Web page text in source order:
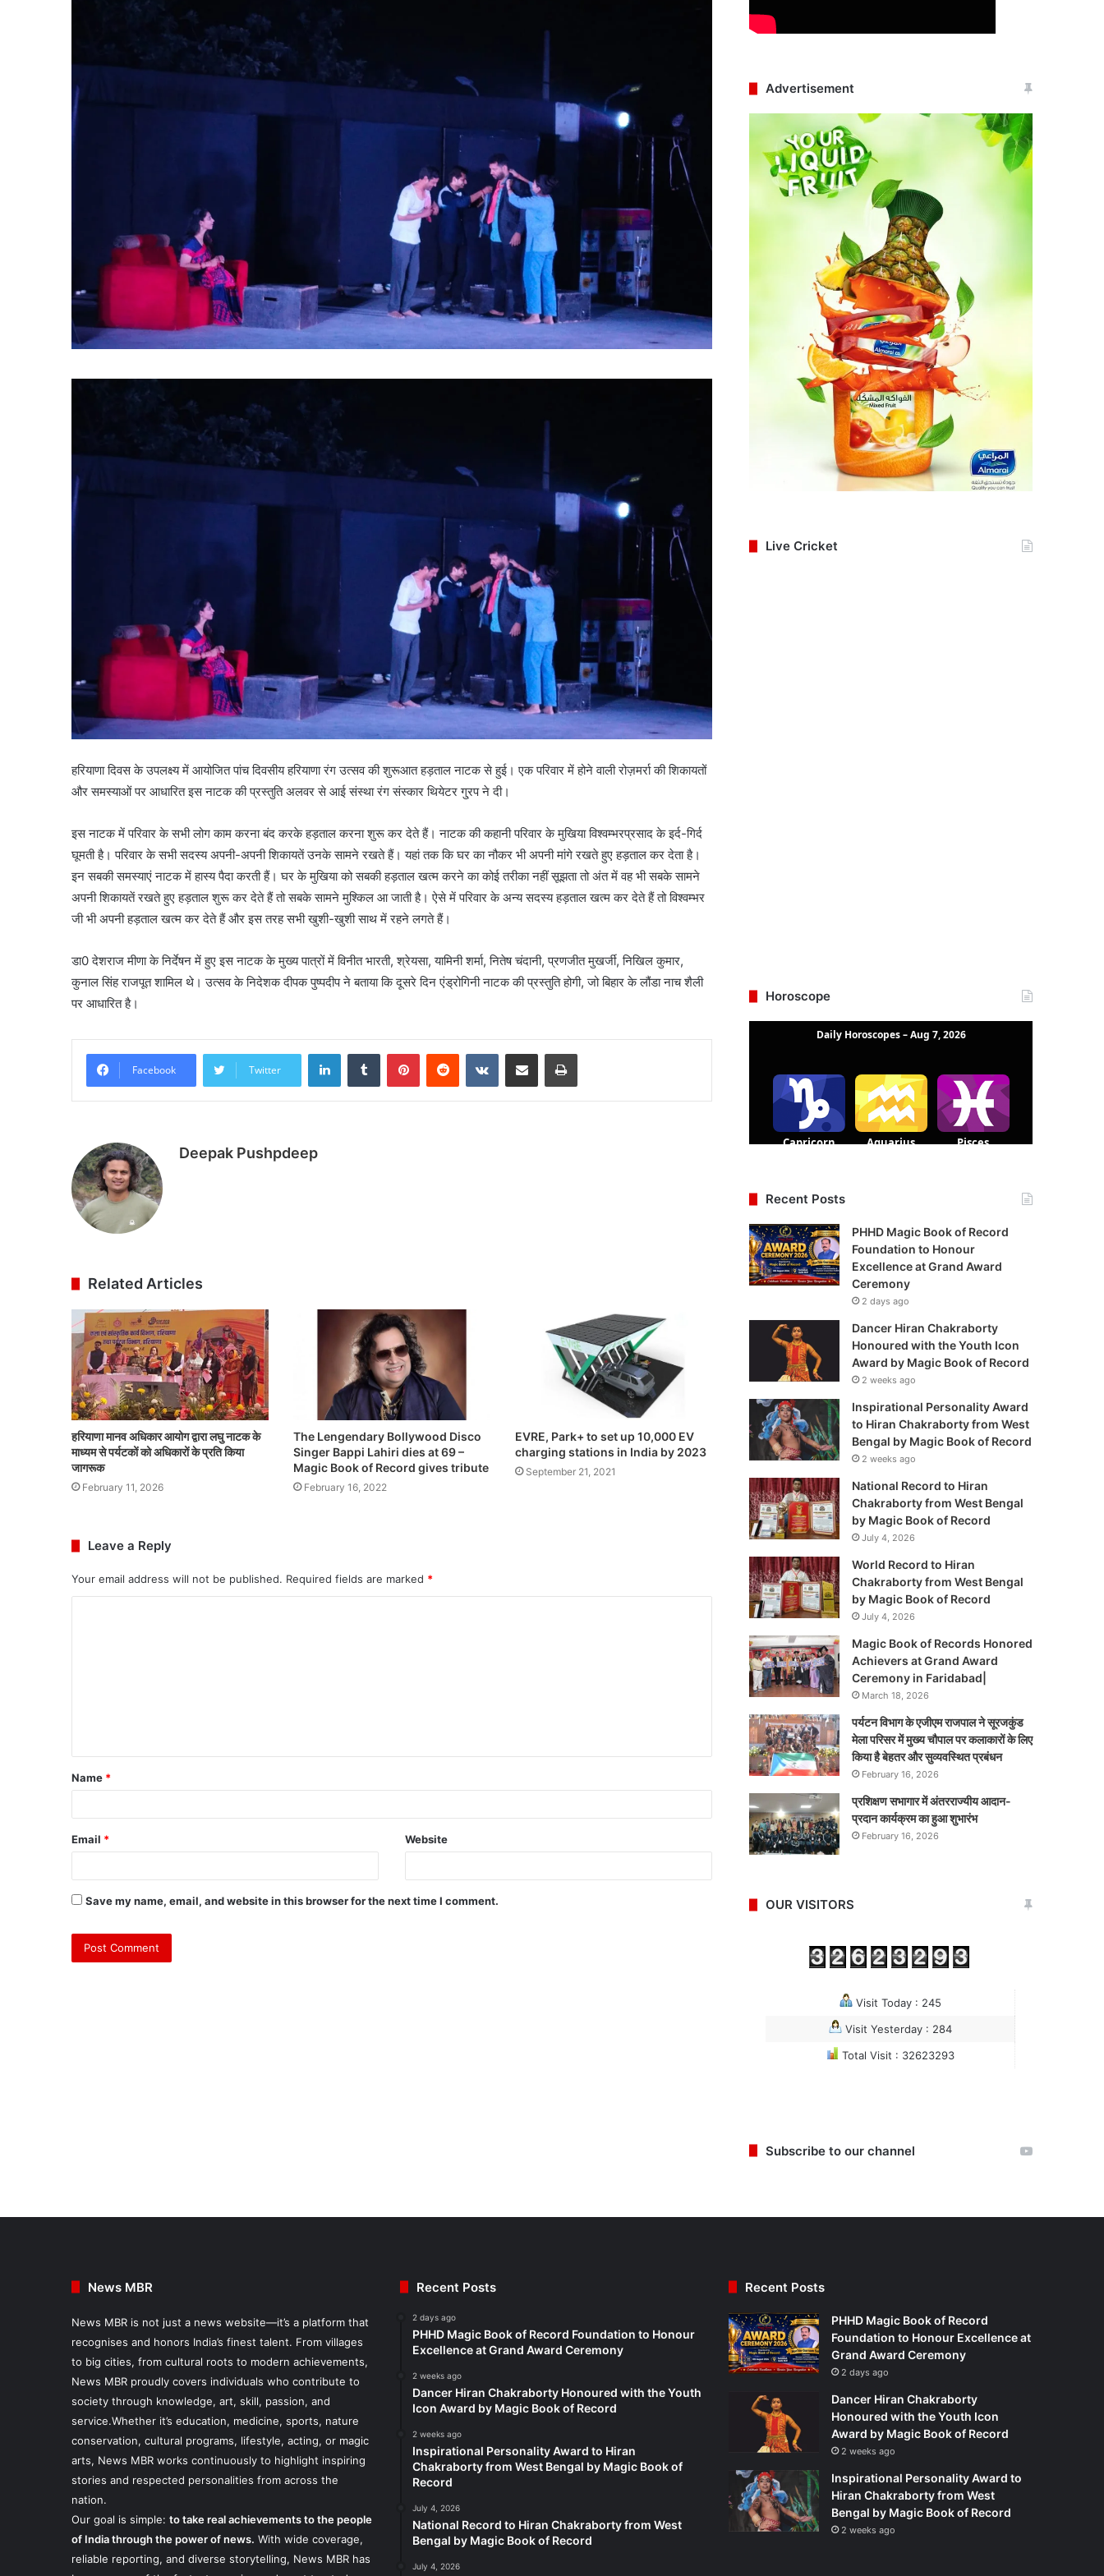
हरियाणा दिवस के उपलक्ष्य में आयोजित पांच दिवसीय हरियाणा रंग उत्सव की शुरूआत हड़ताल नाटक से हुई। एक परिवार में होने वाली रोज़मर्रा की शिकायतों
और समस्याओं पर आधारित इस नाटक की प्रस्तुति अलवर से आई संस्था रंग संस्कार थियेटर गु्रप ने दी।
इस नाटक में परिवार के सभी लोग काम करना बंद करके हड़ताल करना शुरू कर देते हैं। नाटक की कहानी परिवार के मुखिया विश्वम्भरप्रसाद के इर्द-गिर्द
घूमती है। परिवार के सभी सदस्य अपनी-अपनी शिकायतें उनके सामने रखते हैं। यहां तक कि घर का नौकर भी अपनी मांगे रखते हुए हड़ताल कर देता है।
इन सबकी समस्याएं नाटक में हास्य पैदा करती हैं। घर के मुखिया को सबकी हड़ताल खत्म करने का कोई तरीका नहीं सूझता तो अंत में वह भी सबके सामने
अपनी शिकायतें रखते हुए हड़ताल शुरू कर देते हैं तो सबके सामने मुश्किल आ जाती है। ऐसे में परिवार के अन्य सदस्य हड़ताल खत्म कर देते हैं तो विश्वम्भर
जी भी अपनी हड़ताल खत्म कर देते हैं और इस तरह सभी खुशी-खुशी साथ में रहने लगते हैं।
डा0 देशराज मीणा के निर्देषन में हुए इस नाटक के मुख्य पात्रों में विनीत भारती, श्रेयसा, यामिनी शर्मा, नितेष चंदानी, प्रणजीत मुखर्जी, निखिल कुमार,
कुनाल सिंह राजपूत शामिल थे। उत्सव के निदेशक दीपक पुष्पदीप ने बताया कि दूसरे दिन एंड्रोगिनी नाटक की प्रस्तुति होगी, जो बिहार के लौंडा नाच शैली
पर आधारित है।
Facebook Twitter
LinkedInTumblr PinterestReddit VKontakteShare via Email Print
Deepak Pushpdeep
Related Articles
हरियाणा मानव अधिकार आयोग द्वारा लघु नाटक के
माध्यम से पर्यटकों को अधिकारों के प्रति किया
जागरूक
February 11, 2026
The Lengendary Bollywood Disco
Singer Bappi Lahiri dies at 69 –
Magic Book of Record gives tribute
February 16, 2022
EVRE, Park+ to set up 10,000 EV
charging stations in India by 2023
September 21, 2021
Leave a Reply
Your email address will not be published. Required fields are marked *
t
*
Name *
Email * Website
Save my name, email, and website in this browser for the next time I comment.
Advertisement
Live Cricket
Horoscope
Recent Posts
PHHD Magic Book of Record
Foundation to Honour
Excellence at Grand Award
Ceremony
2 days ago
Dancer Hiran Chakraborty
Honoured with the Youth Icon
Award by Magic Book of Record
2 weeks ago
Inspirational Personality Award
to Hiran Chakraborty from West
Bengal by Magic Book of Record
2 weeks ago
National Record to Hiran
Chakraborty from West Bengal
by Magic Book of Record
July 4, 2026
World Record to Hiran
Chakraborty from West Bengal
by Magic Book of Record
July 4, 2026
Magic Book of Records Honored
Achievers at Grand Award
Ceremony in Faridabad|
March 18, 2026
पर्यटन विभाग के एजीएम राजपाल ने सूरजकुंड
मेला परिसर में मुख्य चौपाल पर कलाकारों के लिए
किया है बेहतर और सुव्यवस्थित प्रबंधन
February 16, 2026
प्रशिक्षण सभागार में अंतरराज्यीय आदान-
प्रदान कार्यक्रम का हुआ शुभारंभ
February 16, 2026
OUR VISITORS
Visit Today : 245
Visit Yesterday : 284
Total Visit : 32623293
Subscribe to our channel
News MBR
News MBR is not just a news website—it’s a platform that
recognises and honors India’s finest talent. From villages
to big cities, from cultural roots to modern achievements,
News MBR proudly covers individuals who contribute to
society through knowledge, art, skill, passion, and
service.Whether it’s education, medicine, sports, nature
conservation, cultural programs, lifestyle, acting, or magic
arts, News MBR works continuously to highlight inspiring
stories and respected personalities from across the
nation.
Our goal is simple: to take real achievements to the people
of India through the power of news. With wide coverage,
reliable reporting, and diverse storytelling, News MBR has
Recent Posts
2 days ago
PHHD Magic Book of Record Foundation to Honour
Excellence at Grand Award Ceremony
2 weeks ago
Dancer Hiran Chakraborty Honoured with the Youth
Icon Award by Magic Book of Record
2 weeks ago
Inspirational Personality Award to Hiran
Chakraborty from West Bengal by Magic Book of
Record
July 4, 2026
National Record to Hiran Chakraborty from West
Bengal by Magic Book of Record
July 4, 2026
Recent Posts
PHHD Magic Book of Record
Foundation to Honour Excellence at
Grand Award Ceremony
2 days ago
Dancer Hiran Chakraborty
Honoured with the Youth Icon
Award by Magic Book of Record
2 weeks ago
Inspirational Personality Award to
Hiran Chakraborty from West
Bengal by Magic Book of Record
2 weeks ago